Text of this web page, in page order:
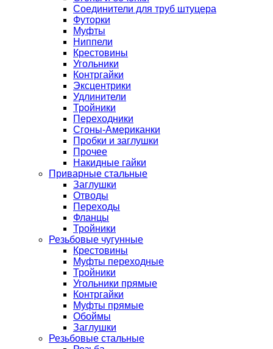
Соединители для труб штуцера
Футорки
Муфты
Ниппели
Крестовины
Угольники
Контргайки
Эксцентрики
Удлинители
Тройники
Переходники
Сгоны-Американки
Пробки и заглушки
Прочее
Накидные гайки
Приварные стальные
Заглушки
Отводы
Переходы
Фланцы
Тройники
Резьбовые чугунные
Крестовины
Муфты переходные
Тройники
Угольники прямые
Контргайки
Муфты прямые
Обоймы
Заглушки
Резьбовые стальные